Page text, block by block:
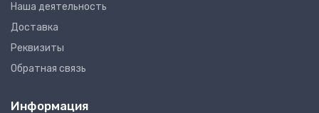
Наша деятельность
Доставка
Реквизиты
Обратная связь
Информация